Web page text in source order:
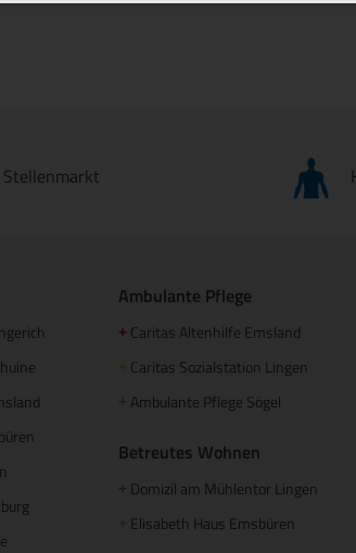
Stellenmarkt
Ambulante Pflege
+ Caritas Altenhilfe Emsland
+ Caritas Sozialstation Lingen
+ Ambulante Pflege Sögel
Betreutes Wohnen
Domizil am Mühlentor Lingen
Elisabeth Haus Emsbüren